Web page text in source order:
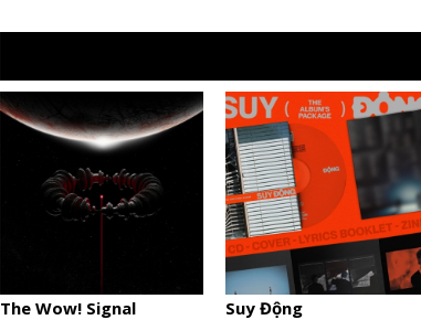
The Wow! Signal Suy Động